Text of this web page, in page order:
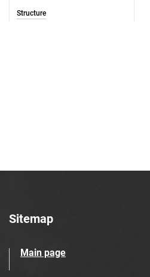
Robotniczego Zakładów
Structure
Sitemap
Main page